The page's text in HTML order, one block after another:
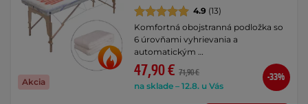
Akcia
4.9 (13)
Komfortná obojstranná podložka so
6 úrovňami vyhrievania a
automatickým …
47,90 € 71,90 €
na sklade – 12.8. u Vás
-33%